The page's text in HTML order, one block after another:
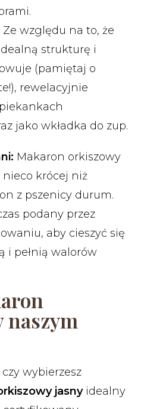
Ze względu na to, że
strukturę i
(pamiętaj o
!), rewelacyjnie
jako wkładka do zup.
Makaron orkiszowy
nieco krócej niż
z pszenicy durum.
podany przez
aby cieszyć się
i pełnią walorów
naszym
wybierzesz
jasnyidealny